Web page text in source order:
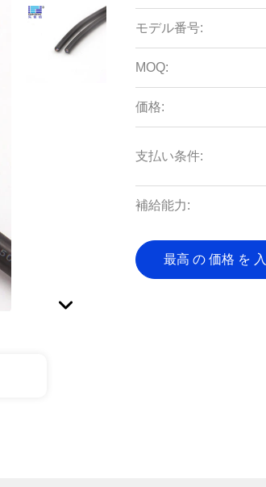
モデル番号:
MOQ:
価格:
支払い条件:
補給能力:
最高 の 価格 を